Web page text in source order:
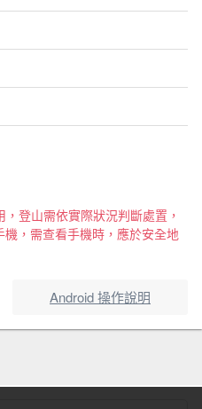
登山需依實際狀況判斷處置，
，需查看手機時，應於安全地
Android 操作說明